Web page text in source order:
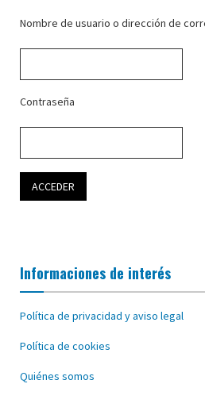
Nombre de usuario o dirección de
Contraseña
Informaciones de interés
Política de privacidad y aviso legal
Política de cookies
Quiénes somos